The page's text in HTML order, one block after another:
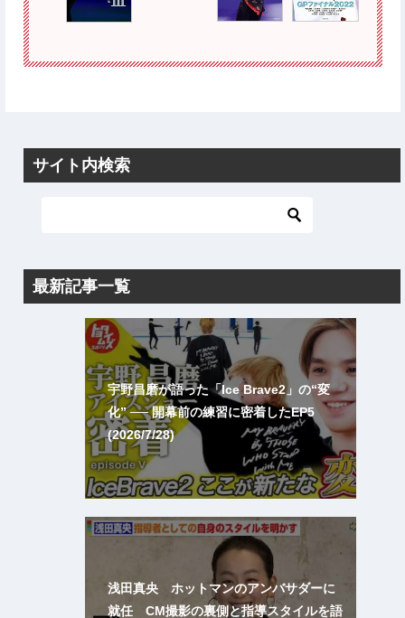
サイト内検索
最新記事一覧
宇野昌磨が語った「Ice Brave2」の“変
化” ── 開幕前の練習に密着したEP5
(2026/7/28)
浅田真央 ホットマンのアンバサダーに
就任 CM撮影の裏側と指導スタイルを語